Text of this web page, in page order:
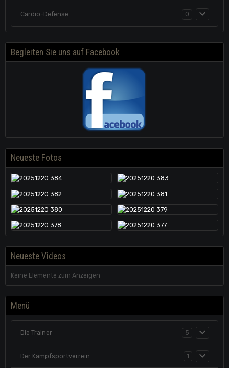
Cardio-Defense 0
Begleiten Sie uns auf Facebook
Neueste Fotos
Neueste Videos
Keine Elemente zum Anzeigen
Menü
Die Trainer 5
Der Kampfsportverrein 1